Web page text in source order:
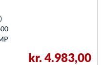
kr. 4.983,00